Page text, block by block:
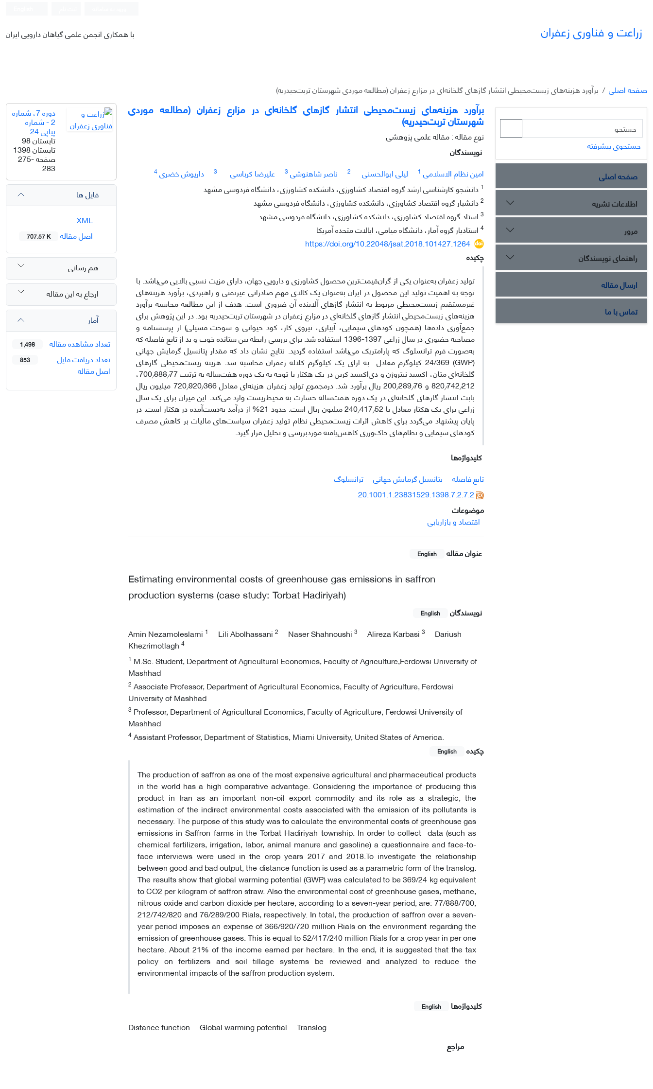
زراعت و فناوری زعفران با همکاری انجمن علمی گیاهان دارویی ایران
صفحه اصلی برآورد هزینه‌های زیست‌محیطی انتشار گازهای گلخانه‌ای در مزارع زعفران (مطالعه موردی شهرستان تربت‌حیدریه)
برآورد هزینه‌های زیست‌محیطی انتشار گازهای گلخانه‌ای در مزارع زعفران (مطالعه موردی
شهرستان تربت‌حیدریه)
نوع مقاله : مقاله علمی پژوهشی
نویسندگان
امین نظام الاسلامی 1 لیلی ابوالحسنی 2 ناصر شاهنوشی 3 علیرضا کرباسی 3 داریوش خضری4
1 دانشجو کارشناسی ارشد گروه اقتصاد کشاورزی، دانشکده کشاورزی، دانشگاه فردوسی مشهد
2دانشیار گروه اقتصاد کشاورزی، دانشکده کشاورزی، دانشگاه فردوسی مشهد
3 استاد گروه اقتصاد کشاورزی، دانشکده کشاورزی، دانشگاه فردوسی مشهد
4 استادیار گروه آمار، دانشگاه میامی، ایالات متحده آمریکا
https://doi.org/10.22048/jsat.2018.101427.1264
چکیده
تولید زعفران به‌عنوان یکی از گران‌قیمت‌ترین محصول کشاورزی و دارویی جهان، دارای مزیت نسبی بالایی می‌باشد. با
توجه به اهمیت تولید این محصول در ایران به‌عنوان یک کالای مهم صادراتی غیرنفتی و راهبردی، برآورد هزینه‌های
غیرمستقیم زیست‌محیطی مربوط به انتشار گازهای آلاینده آن ضروری است. هدف از این مطالعه محاسبه برآورد
هزینه‌های زیست‌محیطی انتشار گازهای گلخانه‌ای در مزارع زعفران در شهرستان تربت‌حیدریه بود. در این پژوهش برای
جمع‌آوری داده‌ها (همچون کودهای شیمایی، آبیاری، نیروی کار، کود حیوانی و سوخت فسیلی) از پرسشنامه و
مصاحبه حضوری در سال زراعی 1397-1396 استفاده شد. برای بررسی رابطه بین ستانده خوب و بد از تابع فاصله که
به‌صورت فرم ترانسلوگ که پارامتریک می‌باشد استفاده گردید. نتایج نشان داد که مقدار پتانسیل گرمایش جهانی
(GWP) 24/369 کیلوگرم معادل به ازای یک کیلو‌گرم کلاله زعفران محاسبه شد. هزینه زیست‌محیطی گازهای
گلخانه‌ای متان، اکسید نیتروژن و دی‌اکسید کربن در یک هکتار با توجه به یک دوره هفت‌ساله به ترتیب 700
/888/
77،
820/742/212 و 200 /289/76 ریال برآورد شد. درمجموع تولید زعفران هزینه‌ای معادل 720 /920/
366 میلیون ریال
بابت انتشار گازهای گلخانه‌ای در یک دوره هفت‌ساله خسارت به محیط‌زیست وارد می‌کند. این میزان برای یک سال
زراعی برای یک هکتار معادل با 240
/417/
52 میلیون ریال است. حدود 21% از درآمد به‌دست‌آمده در هکتار است. در
پایان پیشنهاد می‌گردد برای کاهش اثرات زیست‌محیطی نظام تولید زعفران سیاست‌های مالیات بر کاهش مصرف
کودهای شیمایی و نظام‌های خاک‌ورزی کاهش‌یافته موردبررسی و تحلیل قرار گیرد.
کلیدواژه‌ها
تابع فاصله
پتانسیل گرمایش جهانی
ترانسلوگ
20.1001.1.23831529.1398.7.2.7.2
موضوعات
اقتصاد و بازاریابی
عنوان مقاله English
Estimating environmental costs of greenhouse gas emissions in saffron
production systems (case study: Torbat Hadiriyah)
نویسندگان English
Amin Nezamoleslami 1 Lili Abolhassani 2 Naser Shahnoushi 3 Alireza Karbasi 3
Dariush
Khezrimotlagh 4
1 M.Sc. Student, Department of Agricultural Economics, Faculty of Agriculture,Ferdowsi University of
Mashhad
2 Associate Professor, Department of Agricultural Economics, Faculty of Agriculture, Ferdowsi
University of Mashhad
3 Professor, Department of Agricultural Economics, Faculty of Agriculture, Ferdowsi University of
Mashhad
4Assistant Professor, Department of Statistics, Miami University, United States of America.
چکیده
English
The production of saffron as one of the most expensive agricultural and pharmaceutical products
in the world has a high comparative advantage. Considering the importance of producing this
product in Iran as an important non-oil export commodity and its role as a strategic, the
estimation of the indirect environmental costs associated with the emission of its pollutants is
necessary. The purpose of this study was to calculate the environmental costs of greenhouse gas
emissions in Saffron farms in the Torbat Hadiriyah township. In order to collect data (such as
chemical fertilizers, irrigation, labor, animal manure and gasoline) a questionnaire and face-to-
face interviews were used in the crop years 2017 and 2018.To investigate the relationship
between good and bad output, the distance function is used as a parametric form of the translog.
The results show that global warming potential (GWP) was calculated to be 369/24 kg equivalent
to CO2 per kilogram of saffron straw. Also the environmental cost of greenhouse gases, methane,
nitrous oxide and carbon dioxide per hectare, according to a seven-year period, are: 77/888/700,
212/742/820 and 76/289/200 Rials, respectively. In total, the production of saffron over a seven-
year period imposes an expense of 366/920/720 million Rials on the environment regarding the
emission of greenhouse gases. This is equal to 52/417/240 million Rials for a crop year in per one
hectare. About 21% of the income earned per hectare. In the end, it is suggested that the tax
policy on fertilizers and soil tillage systems be reviewed and analyzed to reduce the
environmental impacts of the saffron production system.
کلیدواژه‌ها English
Distance function Global warming potential
Translog
مراجع
دوره 7، شماره
2 - شماره
پیاپی 24
تابستان 98
تابستان 1398
صفحه275-
283
فایل ها
اصل مقاله
707.57 K
هم رسانی
ارجاع به این مقاله
آمار
تعداد مشاهده مقاله
1,498
تعداد دریافت فایل
اصل مقاله
853
جستجوی پیشرفته
صفحه اصلی
اطلاعات نشریه
مرور
راهنمای نویسندگان
ارسال مقاله
تماس با ما